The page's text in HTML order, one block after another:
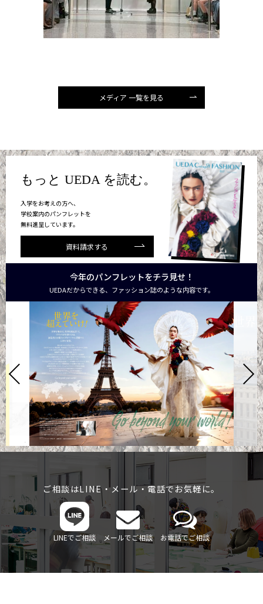
メディア 一覧を見る
もっと UEDA を読む。
入学をお考えの方へ、
学校案内のパンフレットを
無料進呈しています。
資料請求する
今年のパンフレットをチラ見せ！
UEDAだからできる、ファッション誌のような内容です。
ご相談はLINE・メール・電話でお気軽に。
LINEでご相談 メールでご相談 お電話でご相談